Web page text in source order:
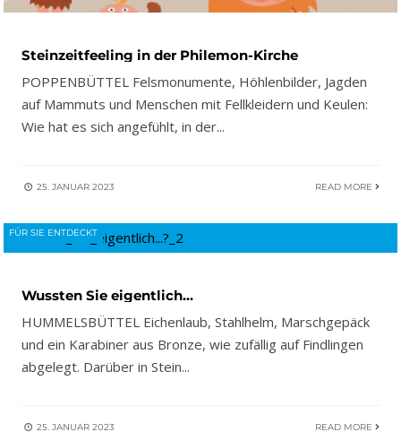
Steinzeitfeeling in der Philemon-Kirche
POPPENBÜTTEL Felsmonumente, Höhlenbilder, Jagden
auf Mammuts und Menschen mit Fellkleidern und Keulen:
Wie hat es sich angefühlt, in der...
25. JANUAR 2023 READ MORE
FÜR SIE ENTDECKT
Wussten Sie eigentlich…
HUMMELSBÜTTEL Eichenlaub, Stahlhelm, Marschgepäck
und ein Karabiner aus Bronze, wie zufällig auf Findlingen
abgelegt. Darüber in Stein...
25. JANUAR 2023 READ MORE